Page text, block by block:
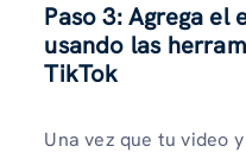
Paso 3: Agrega
usando las
TikTok
Una vez que tu video